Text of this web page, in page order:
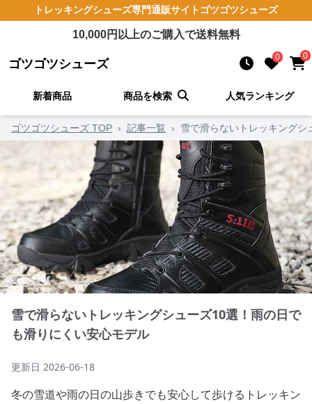
トレッキングシューズ専門通販サイト ゴツゴツシューズ
10,000円以上のご購入で送料無料
ゴツゴツシューズ 0 0
新着商品 商品を検索 人気ランキング
ゴツゴツシューズ TOP › 記事一覧 › 雪で滑らないトレッキング
雪で滑らないトレッキングシューズ10選！雨の日で
も滑りにくい安心モデル
更新日 2026-06-18
冬の雪道や雨の日の山歩きでも安心して歩けるトレッキン